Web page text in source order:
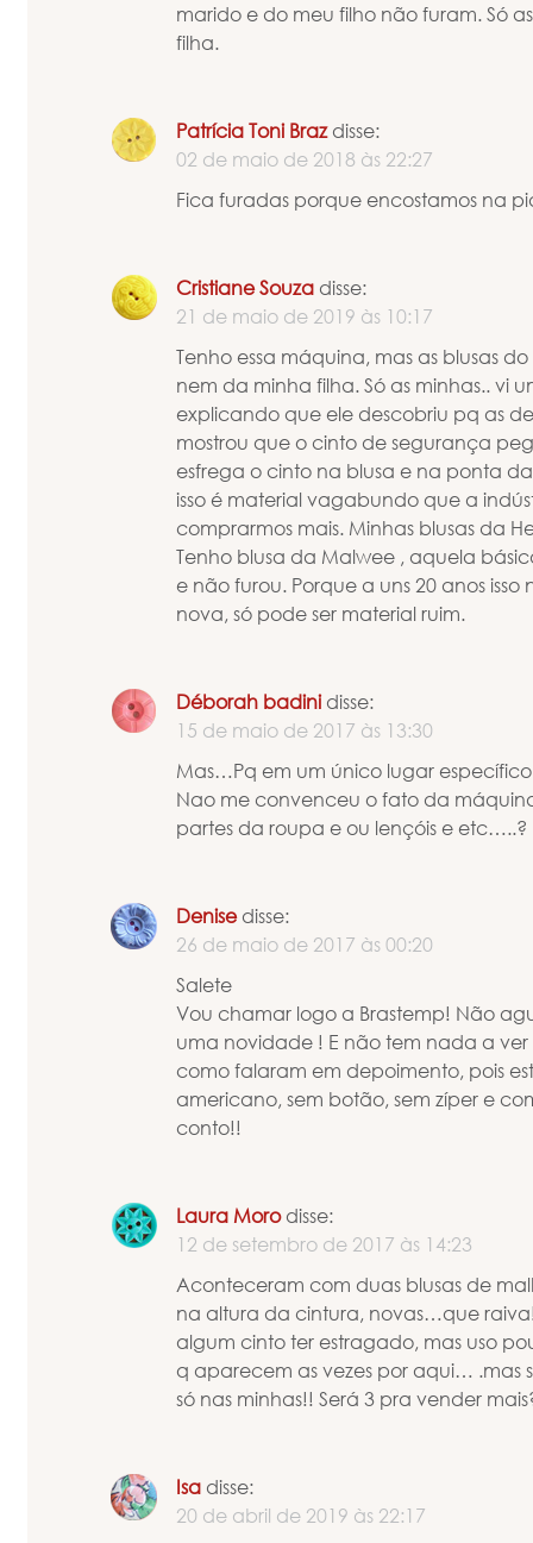
marido e do meu filho não furam. Só
filha.
Patrícia Toni Brazdisse:
02 de maio de 2018 às 22:27
Fica furadas porque encostamos na
Cristiane Souza disse:
21 de maio de 2019 às 10:17
Tenho essa máquina, mas as blusas
nem da minha filha. Só as minhas.. vi
explicando que ele descobriu pq as
mostrou que o cinto de segurança
esfrega o cinto na blusa e na ponta
isso é material vagabundo que a
comprarmos mais. Minhas blusas da
Tenho blusa da Malwee , aquela
e não furou. Porque a uns 20 anos
nova, só pode ser material ruim.
Déborah badinidisse:
15 de maio de 2017 às 13:30
Mas…Pq em um único lugar
Nao me convenceu o fato da
partes da roupa e ou lençóis e etc…..?
Denisedisse:
26 de maio de 2017 às 00:20
Salete
Vou chamar logo a Brastemp! Não
uma novidade ! E não tem nada a ver
como falaram em depoimento, pois
americano, sem botão, sem zíper e
conto!!
Laura Morodisse:
12 de setembro de 2017 às 14:23
Aconteceram com duas blusas de
na altura da cintura, novas…que
algum cinto ter estragado, mas uso
q aparecem as vezes por aqui…
só nas minhas!! Será 3 pra vender
Isa disse:
20 de abril de 2019 às 22:17